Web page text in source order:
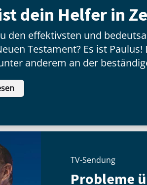
dein Helfer in
den effektivsten und
Testament? Es ist
anderem an der
Unterstützung einer
Diese Christen kamen aus
in Europa.
TV-Sendung
Probleme